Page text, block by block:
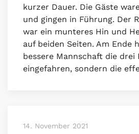
kurzer Dauer. Die Gäste
und gingen in Führung. Der
war ein munteres Hin und
auf beiden Seiten. Am Ende
bessere Mannschaft die drei
eingefahren, sondern die
14. November 2021